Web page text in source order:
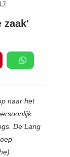
zaak'
naar het
De Lang